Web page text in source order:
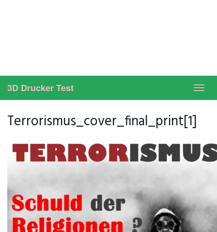
3D Drucker Test
Terrorismus_cover_final_print[1]